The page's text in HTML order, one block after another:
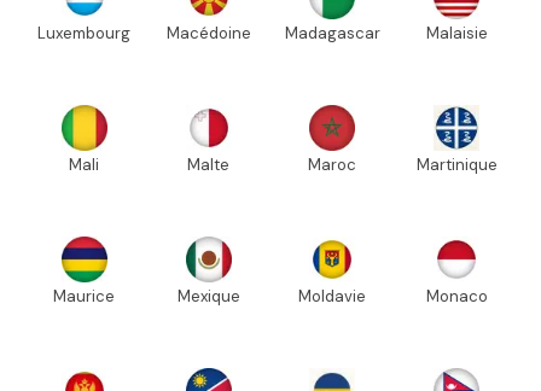
Luxembourg Macédoine Madagascar Malaisie
Mali Malte Maroc Martinique
Maurice Mexique Moldavie Monaco